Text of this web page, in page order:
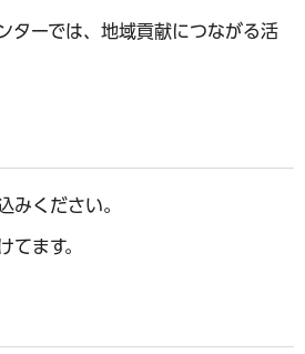
ターでは、地域貢献につながる活
みください。
てます。